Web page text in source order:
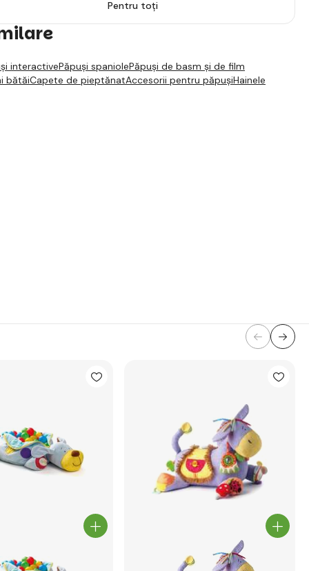
Pentru toți
interactivePăpuși spaniolePăpuși de basm și de film
bătăiCapete de pieptănatAccesorii pentru păpușiHainele